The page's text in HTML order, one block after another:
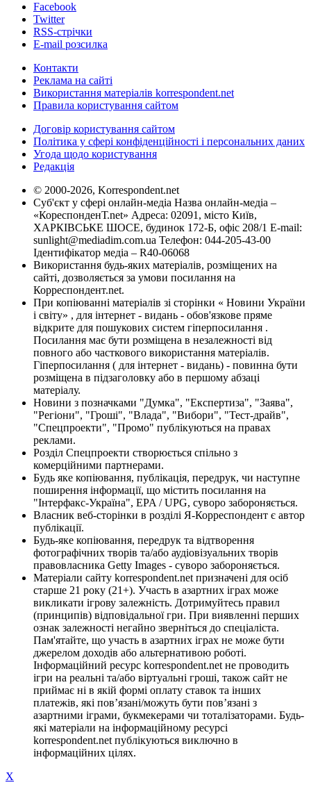
Facebook
Twitter
RSS-стрічки
E-mail розсилка
Контакти
Реклама на сайті
Використання матеріалів korrespondent.net
Правила користування сайтом
Договір користування сайтом
Політика у сфері конфіденційності і персональних даних
Угода щодо користування
Редакція
© 2000-2026, Korrespondent.net
Суб'єкт у сфері онлайн-медіа Назва онлайн-медіа –
«КореспонденТ.net» Адреса: 02091, місто Київ,
ХАРКІВСЬКЕ ШОСЕ, будинок 172-Б, офіс 208/1 E-mail:
sunlight@mediadim.com.ua Телефон: 044-205-43-00
Ідентифікатор медіа – R40-06068
Використання будь-яких матеріалів, розміщених на
сайті, дозволяється за умови посилання на
Корреспондент.net.
При копіюванні матеріалів зі сторінки « Новини України
і світу» , для інтернет - видань - обов'язкове пряме
відкрите для пошукових систем гіперпосилання .
Посилання має бути розміщена в незалежності від
повного або часткового використання матеріалів.
Гіперпосилання ( для інтернет - видань) - повинна бути
розміщена в підзаголовку або в першому абзаці
матеріалу.
Новини з позначками "Думка", "Експертиза", "Заява",
"Регіони", "Гроші", "Влада", "Вибори", "Тест-драйв",
"Спецпроекти", "Промо" публікуються на правах
реклами.
Розділ Спецпроекти створюється спільно з
комерційними партнерами.
Будь яке копіювання, публікація, передрук, чи наступне
поширення інформації, що містить посилання на
"Інтерфакс-Україна", EPA / UPG, суворо забороняється.
Власник веб-сторінки в розділі Я-Корреспондент є автор
публікації.
Будь-яке копіювання, передрук та відтворення
фотографічних творів та/або аудіовізуальних творів
правовласника Getty Images - суворо забороняється.
Матеріали сайту korrespondent.net призначені для осіб
старше 21 року (21+). Участь в азартних іграх може
викликати ігрову залежність. Дотримуйтесь правил
(принципів) відповідальної гри. При виявленні перших
ознак залежності негайно зверніться до спеціаліста.
Пам'ятайте, що участь в азартних іграх не може бути
джерелом доходів або альтернативою роботі.
Інформаційний ресурс korrespondent.net не проводить
ігри на реальні та/або віртуальні гроші, також сайт не
приймає ні в якій формі оплату ставок та інших
платежів, які пов’язані/можуть бути пов’язані з
азартними іграми, букмекерами чи тоталізаторами. Будь-
які матеріали на інформаційному ресурсі
korrespondent.net публікуються виключно в
інформаційних цілях.
X